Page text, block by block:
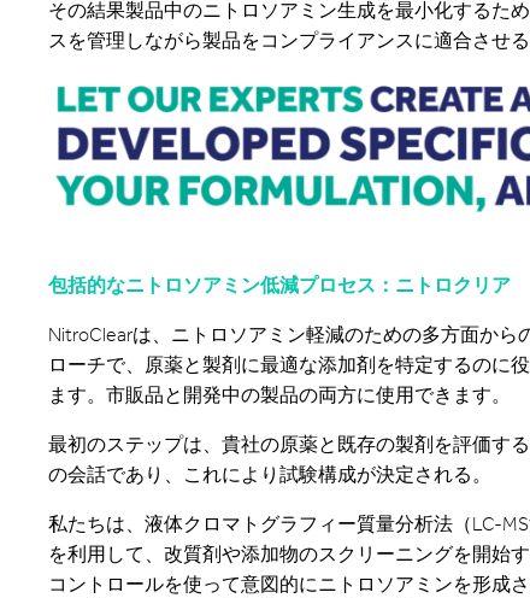
その結果製品中のニトロソアミン生成を最小化するた
スを管理しながら製品をコンプライアンスに適合させる
包括的なニトロソアミン低減プロセス：ニトロクリア
NitroClearは、ニトロソアミン軽減のための多方面から
ローチで、原薬と製剤に最適な添加剤を特定するのに
ます。市販品と開発中の製品の両方に使用できます。
最初のステップは、貴社の原薬と既存の製剤を評価す
の会話であり、これにより試験構成が決定される。
私たちは、液体クロマトグラフィー質量分析法（LC-MS
を利用して、改質剤や添加物のスクリーニングを開始す
コントロールを使って意図的にニトロソアミンを形成さ